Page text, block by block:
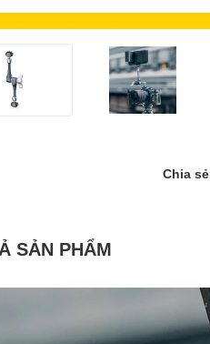
Chia sẻ
SẢN PHẨM